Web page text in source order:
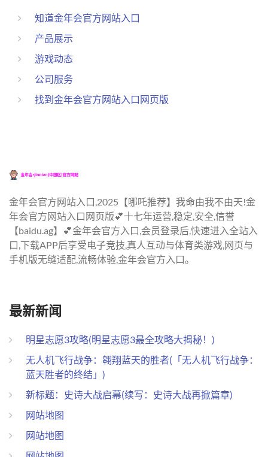
知道金年会官方网站入口
产品展示
游戏动态
公司服务
找到金年会官方网站入口网页版
金年会官方网站入口,2025【哪吒推荐】我命由我不由天!金
年会官方网站入口网页版💕十七年运营,稳定,安全,信誉
【baidu.ag】💕金年会官方入口,会员登录后,快速进入全站入
口,下载APP后享受电子竞技,真人互动与体育类游戏,网页与
手机版无缝适配,流畅体验,金年会官方入口。
最新新闻
明星志愿3攻略(明星志愿3最全攻略大揭秘！)
无人机飞行战争：翱翔蓝天的胜者(「无人机飞行战争：
蓝天胜者的终结」)
新标题：史诗大战启幕(续写：史诗大战再掀篇章)
网站地图
网站地图